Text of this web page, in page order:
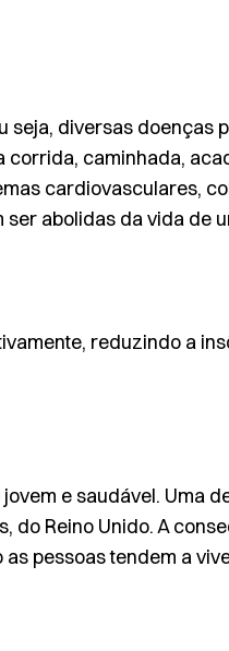
seja, diversas doenças
corrida, caminhada,
cardiovasculares,
abolidas da vida de
reduzindo a
e saudável. Uma
do Reino Unido. A
pessoas tendem a